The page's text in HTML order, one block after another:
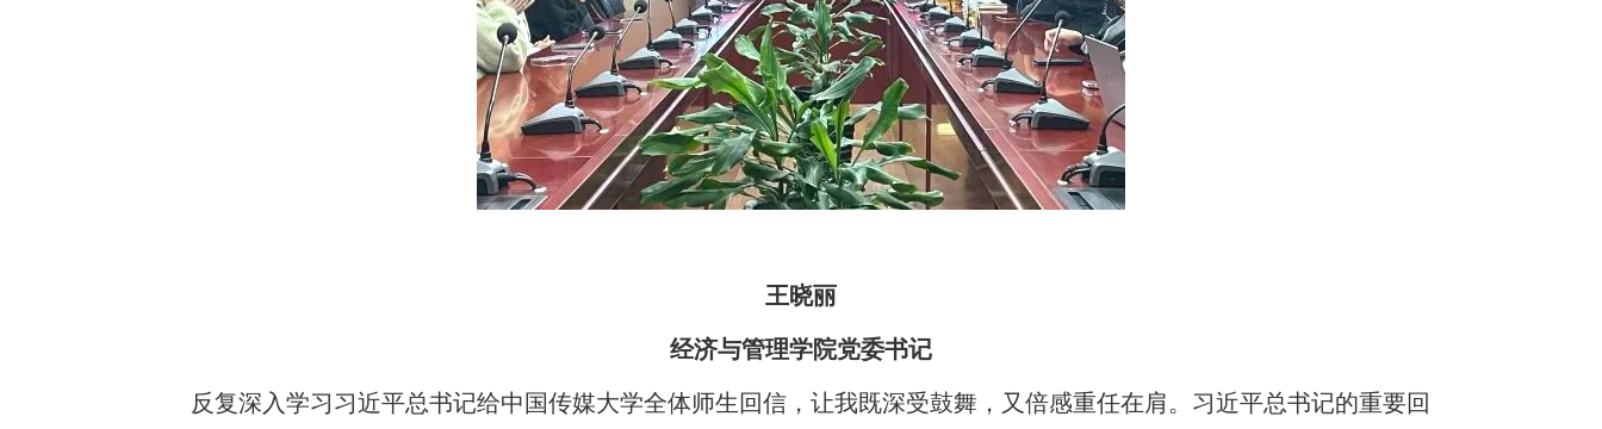
王晓丽
经济与管理学院党委书记
反复深入学习习近平总书记给中国传媒大学全体师生回信，让我既深受鼓舞，又倍感重任在肩。习近平总书记的重要回